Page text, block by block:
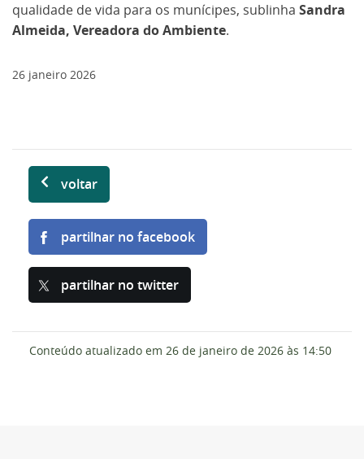
qualidade de vida para os munícipes, sublinha Sandra
Almeida, Vereadora do Ambiente.
26 janeiro 2026
voltar
partilhar no facebook
partilhar no twitter
Conteúdo atualizado em 26 de janeiro de 2026 às 14:50